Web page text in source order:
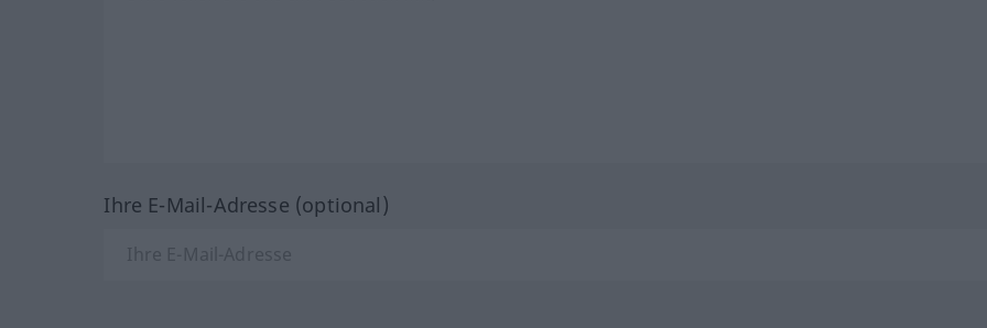
Ihre E-Mail-Adresse (optional)